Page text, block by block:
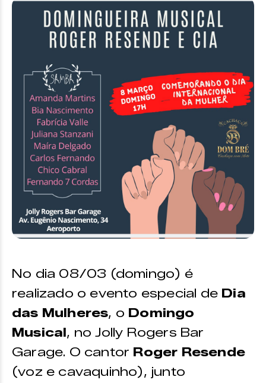
No dia 08/03 (domingo) é
realizado o evento especial de Dia
das Mulheres, o Domingo
Musical, no Jolly Rogers Bar
Garage. O cantor Roger Resende
(voz e cavaquinho), junto